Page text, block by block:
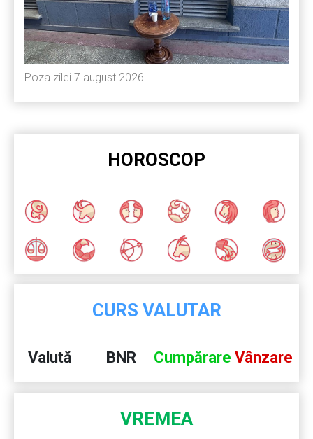
Poza zilei 7 august 2026
HOROSCOP
CURS VALUTAR
Valută BNR Cumpărare Vânzare
VREMEA